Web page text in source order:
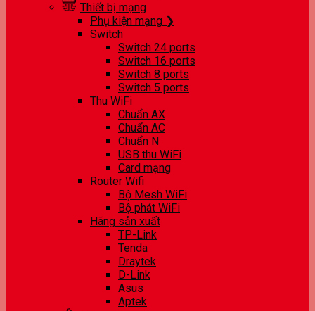
Thiết bị mạng
Phụ kiện mạng ❯
Switch
Switch 24 ports
Switch 16 ports
Switch 8 ports
Switch 5 ports
Thu WiFi
Chuẩn AX
Chuẩn AC
Chuẩn N
USB thu WiFi
Card mạng
Router Wifi
Bộ Mesh WiFi
Bộ phát WiFi
Hãng sản xuất
TP-Link
Tenda
Draytek
D-Link
Asus
Aptek